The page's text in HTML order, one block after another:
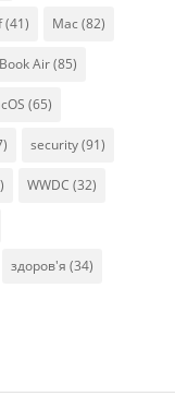
(41) Mac (82)
Air(85)
(65)
security(91)
WWDC (32)
здоров'я (34)